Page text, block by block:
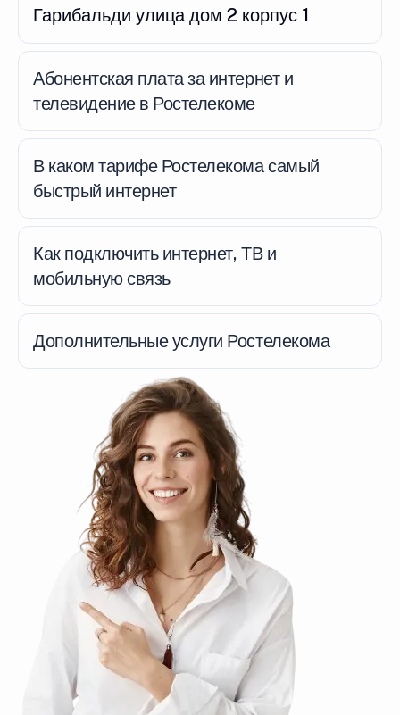
Гарибальди улица дом 2 корпус 1
Абонентская плата за интернет и
телевидение в Ростелекоме
В каком тарифе Ростелекома самый
быстрый интернет
Как подключить интернет, ТВ и
мобильную связь
Дополнительные услуги Ростелекома